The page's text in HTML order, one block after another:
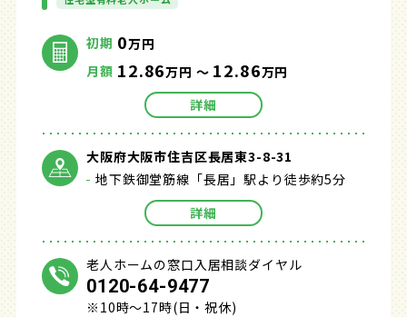
初期 0万円
月額 12.86万円 ～ 12.86万円
詳細
大阪府大阪市住吉区長居東3-8-31
地下鉄御堂筋線「長居」駅より徒歩約5分
詳細
老人ホームの窓口入居相談ダイヤル
0120-64-9477
※10時～17時(日・祝休)